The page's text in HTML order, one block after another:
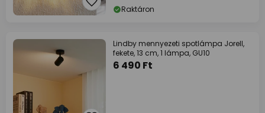
Raktáron
Lindby mennyezeti spotlámpa Jorell,
fekete, 13 cm, 1 lámpa, GU10
6 490 Ft